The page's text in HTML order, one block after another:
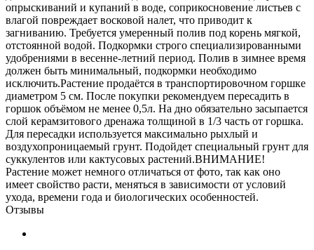
опрыскиваний и купаний в воде, соприкосновение листьев с
влагой повреждает восковой налет, что приводит к
загниванию. Требуется умеренный полив под корень мягкой,
отстоянной водой. Подкормки строго специализированными
удобрениями в весенне-летний период. Полив в зимнее время
должен быть минимальный, подкормки необходимо
исключить.Растение продаётся в транспортировочном горшке
диаметром 5 см. После покупки рекомендуем пересадить в
горшок объёмом не менее 0,5л. На дно обязательно засыпается
слой керамзитового дренажа толщиной в 1/3 часть от горшка.
Для пересадки используется максимально рыхлый и
воздухопроницаемый грунт. Подойдет специальный грунт для
суккулентов или кактусовых растений.ВНИМАНИЕ!
Растение может немного отличаться от фото, так как оно
имеет свойство расти, меняться в зависимости от условий
ухода, времени года и биологических особенностей.
Отзывы